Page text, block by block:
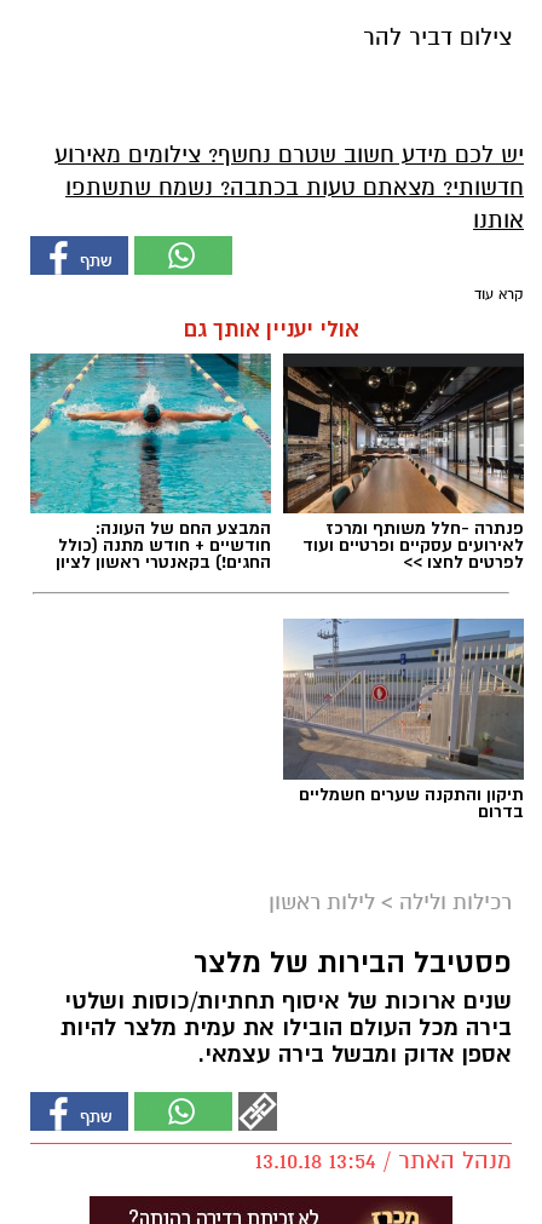
צילום דביר להר
יש לכם מידע חשוב שטרם נחשף? צילומים מאירוע
חדשותי? מצאתם טעות בכתבה? נשמח שתשתפו
אותנו
קרא עוד
אולי יעניין אותך גם
פנתרה -חלל משותף ומרכז
לאירועים עסקיים ופרטיים ועוד
לפרטים לחצו >>
המבצע החם של העונה:
חודשיים + חודש מתנה (כולל
החגים!) בקאנטרי ראשון לציון
תיקון והתקנה שערים חשמליים
בדרום
רכילות ולילה > לילות ראשון
פסטיבל הבירות של מלצר
שנים ארוכות של איסוף תחתיות/כוסות ושלטי
בירה מכל העולם הובילו את עמית מלצר להיות
אספן אדוק ומבשל בירה עצמאי.
מנהל האתר / 13:54 13.10.18